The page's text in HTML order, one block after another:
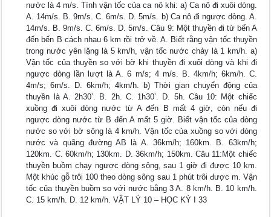
nước là 4 m/s. Tính vận tốc của ca nô khi: a) Ca nô đi xuôi dòng.
A. 14m/s. B. 9m/s. C. 6m/s. D. 5m/s. b) Ca nô đi ngược dòng. A.
14m/s. B. 9m/s. C. 6m/s. D. 5m/s. Câu 9: Một thuyền đi từ bến A
đến bến B cách nhau 6 km rồi trở về. A. Biết rằng vận tốc thuyền
trong nước yên lặng là 5 km/h, vận tốc nước chảy là 1 km/h. a)
Vận tốc của thuyền so với bờ khi thuyền đi xuôi dòng và khi đi
ngược dòng lần lượt là A. 6 m/s; 4 m/s. B. 4km/h; 6km/h. C.
4m/s; 6m/s. D. 6km/h; 4km/h. b) Thời gian chuyển động của
thuyền là A. 2h30’. B. 2h. C. 1h30’. D. 5h. Câu 10: Một chiếc
xuồng đi xuôi dòng nước từ A đến B mất 4 giờ, còn nếu đi
ngược dòng nước từ B đến A mất 5 giờ. Biết vận tốc của dòng
nước so với bờ sông là 4 km/h. Vận tốc của xuồng so với dòng
nước và quãng đường AB là A. 36km/h; 160km. B. 63km/h;
120km. C. 60km/h; 130km. D. 36km/h; 150km. Câu 11:Một chiếc
thuyền buồm chạy ngược dòng sông, sau 1 giờ đi được 10 km.
Một khúc gỗ trôi 100 theo dòng sông sau 1 phút trôi được m. Vận
tốc của thuyền buồm so với nước bằng 3 A. 8 km/h. B. 10 km/h.
C. 15 km/h. D. 12 km/h. VẬT LÝ 10 – HỌC KỲ I 33